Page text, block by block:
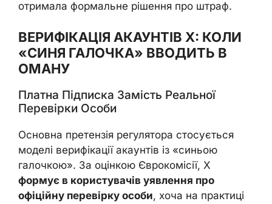
отримала формальне рішення про штраф.
ВЕРИФІКАЦІЯ АКАУНТІВ X: КОЛИ
«СИНЯ ГАЛОЧКА» ВВОДИТЬ В
ОМАНУ
Платна Підписка Замість Реальної
Перевірки Особи
Основна претензія регулятора стосується
моделі верифікації акаунтів із «синьою
галочкою». За оцінкою Єврокомісії, X
формує в користувачів уявлення про
офіційну перевірку особи, хоча на практиці